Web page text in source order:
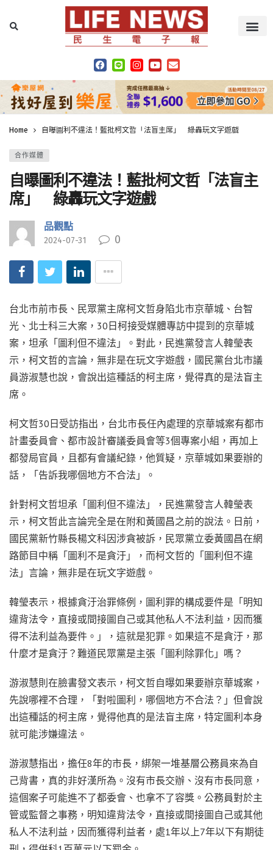
Home 自曝圖利不違法！藍批柯文哲「法盲主席」 綠轟玩文字遊戲
合作媒體
自曝圖利不違法！藍批柯文哲「法盲主
席」 綠轟玩文字遊戲
品觀點
2024-07-31 0
台北市前市長、民眾黨主席柯文哲身陷北市京華城、台智
光、北士科三大案，30日柯接受媒體專訪中提到的京華城
案，坦承「圖利但不違法」。對此，民進黨發言人韓瑩表
示，柯文哲的言論，無非是在玩文字遊戲，國民黨台北市議
員游淑慧也說，會說出這種話的柯主席，覺得真的是法盲主
席。
柯文哲30日受訪指出，台北市長任內處理的京華城案有都市
計畫委員會、都市設計審議委員會等3個專案小組，再加上
都發局官員，且都有會議紀錄，他質疑，京華城如果要辦的
話，「告訴我哪個地方不合法」。
針對柯文哲坦承「圖利但不違法」，民進黨發言人韓瑩表
示，柯文哲此言論完全是在附和黃國昌之前的說法。日前，
國民黨新竹縣長楊文科因涉貪被訴，民眾黨立委黃國昌在網
路節目中稱「圖利不是貪汙」，而柯文哲的「圖利但不違
法」言論，無非是在玩文字遊戲。
韓瑩表示，根據貪汙治罪條例，圖利罪的構成要件是「明知
違背法令，直接或間接圖自己或其他私人不法利益，因而獲
得不法利益為要件。」，這就是犯罪。如果這不是貪汙，那
什麼才是貪汙？難道民眾黨是主張「圖利除罪化」嗎？
游淑慧則在臉書發文表示，柯文哲自曝如果要辦京華城案，
先說哪裡不合理，「對啦圖利，哪個地方不合法？」但會說
出這種話的柯主席，覺得他真的是法盲主席，特定圖利本身
就可能涉嫌違法。
游淑慧指出，擔任8年的市長，綁架一堆基層公務員來為自
己背書，真的非好漢所為。沒有市長交辦、沒有市長同意，
這個案子可能進不了都委會、也拿不了容獎。公務員對於主
管或監督之事務，明知違背法令，直接或間接圖自己或其他
私人不法利益，因而獲得利益者，處1年以上7年以下有期徒